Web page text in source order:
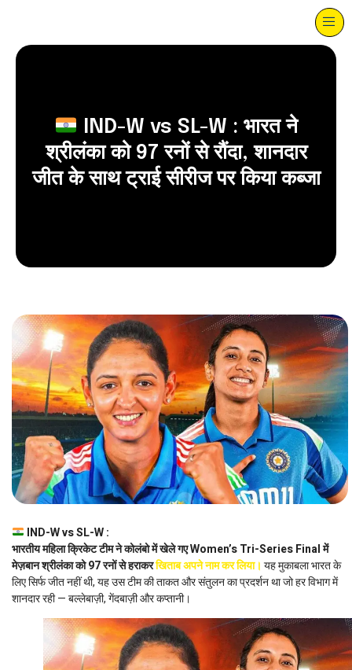
IND-W vs SL-W : भारत ने
श्रीलंका को 97 रनों से रौंदा, शानदार
जीत के साथ ट्राई सीरीज पर किया कब्जा
IND-W vs SL-W :
भारतीय महिला क्रिकेट टीम ने कोलंबो में खेले गए Women’s Tri-Series Final में
मेज़बान श्रीलंका को 97 रनों से हराकरखिताब अपने नाम कर लिया। यह मुकाबला भारत के
लिए सिर्फ जीत नहीं थी, यह उस टीम की ताकत और संतुलन का प्रदर्शन था जो हर विभाग में
शानदार रही — बल्लेबाज़ी, गेंदबाज़ी और कप्तानी।